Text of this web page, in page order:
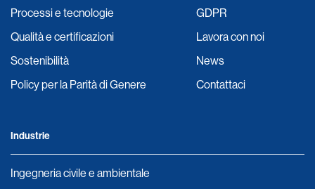
Processi e tecnologie
Qualità e certificazioni
Sostenibilità
Policy per la Parità di Genere
GDPR
Lavora con noi
News
Contattaci
Industrie
Ingegneria civile e ambientale